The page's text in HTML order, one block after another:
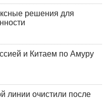
решения для
и Китаем по Амуру
линии очистили после